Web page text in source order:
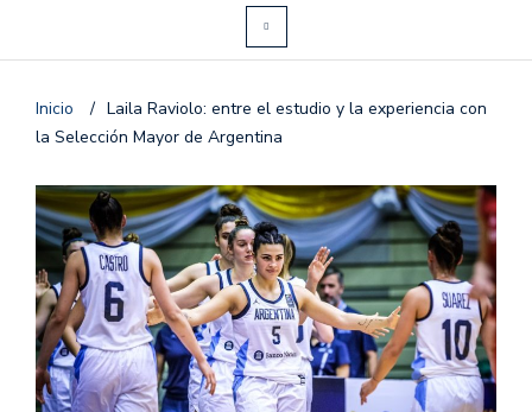
Inicio / Laila Raviolo: entre el estudio y la experiencia con
la Selección Mayor de Argentina